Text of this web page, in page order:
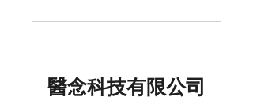
醫念科技有限公司